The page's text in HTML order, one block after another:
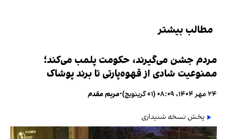
مطالب بیشتر
مردم جشن می‌گیرند، حکومت پلمب می‌کند؛
ممنوعیت شادی از قهوه‌پارتی تا برند پوشاک
۲۴ مهر ۱۴۰۴، ۰۸:۰۹ (‎+۱ گرینویچ) •مریم مقدم
پخش نسخه شنیداری